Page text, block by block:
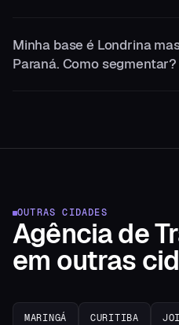
Minha base é Londrina
Paraná. Como segmentar?
OUTRAS CIDADES
Agência de
em outras
MARINGÁ CURITIBA